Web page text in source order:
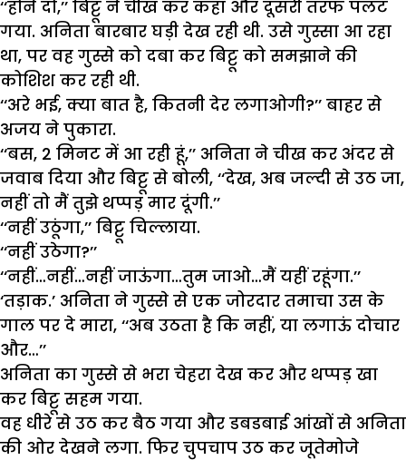
‘‘होने दो,’’ बिट्टू ने चीख कर कहा और दूसरी तरफ पलट
गया. अनिता बारबार घड़ी देख रही थी. उसे गुस्सा आ रहा
था, पर वह गुस्से को दबा कर बिट्टू को समझाने की
कोशिश कर रही थी.
‘‘अरे भई, क्या बात है, कितनी देर लगाओगी?’’ बाहर से
अजय ने पुकारा.
‘‘बस, 2 मिनट में आ रही हूं,’’ अनिता ने चीख कर अंदर से
जवाब दिया और बिट्टू से बोली, ‘‘देख, अब जल्दी से उठ जा,
नहीं तो मैं तुझे थप्पड़ मार दूंगी.’’
‘‘नहीं उठूंगा,’’ बिट्टू चिल्लाया.
‘‘नहीं उठेगा?’’
‘‘नहीं…नहीं…नहीं जाऊंगा…तुम जाओ…मैं यहीं रहूंगा.’’
‘तड़ाक.’ अनिता ने गुस्से से एक जोरदार तमाचा उस के
गाल पर दे मारा, ‘‘अब उठता है कि नहीं, या लगाऊं दोचार
और…’’
अनिता का गुस्से से भरा चेहरा देख कर और थप्पड़ खा
कर बिट्टू सहम गया.
वह धीरे से उठ कर बैठ गया और डबडबाई आंखों से अनिता
की ओर देखने लगा. फिर चुपचाप उठ कर जूतेमोजे